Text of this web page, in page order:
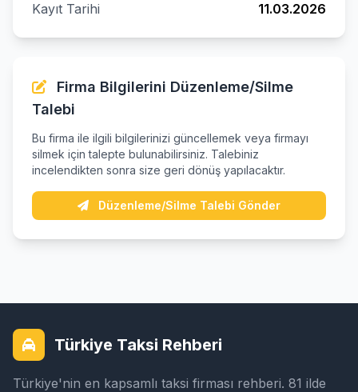
Kayıt Tarihi
11.03.2026
Firma Bilgilerini Düzenleme/Silme
Talebi
Bu firma ile ilgili bilgilerinizi güncellemek veya firmayı
silmek için talepte bulunabilirsiniz. Talebiniz
incelendikten sonra size geri dönüş yapılacaktır.
Düzenleme/Silme Talebi Gönder
Türkiye Taksi Rehberi
Türkiye'nin en kapsamlı taksi firması rehberi. 81 ilde